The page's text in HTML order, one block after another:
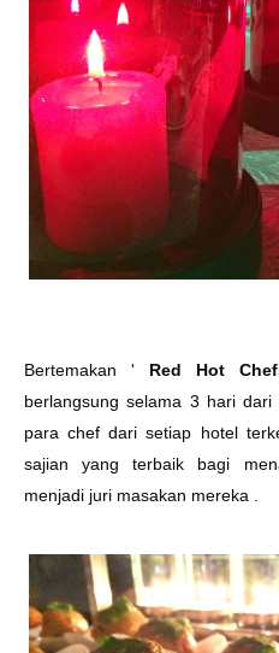
Bertemakan ' Red Hot
berlangsung selama 3 hari
para chef dari setiap hotel
sajian yang terbaik bagi
menjadi juri masakan mereka .